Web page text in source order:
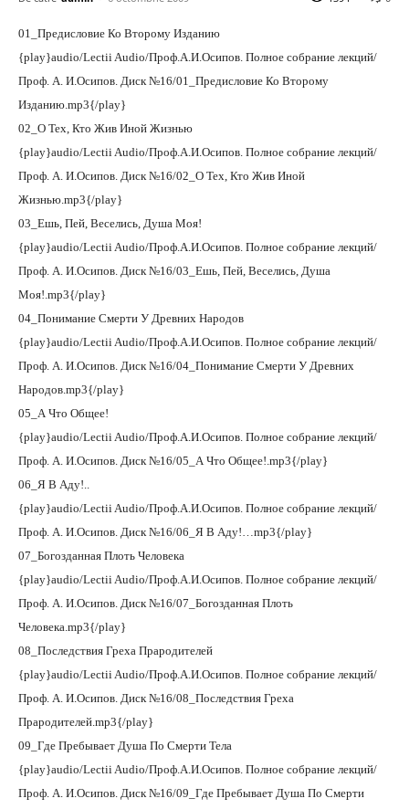
01_Предисловие Ко Второму Изданию
{play}audio/Lectii Audio/Проф.А.И.Осипов. Полное собрание лекций/
Проф. А. И.Осипов. Диск №16/01_Предисловие Ко Второму
Изданию.mp3{/play}
02_О Тех, Кто Жив Иной Жизнью
{play}audio/Lectii Audio/Проф.А.И.Осипов. Полное собрание лекций/
Проф. А. И.Осипов. Диск №16/02_О Тех, Кто Жив Иной
Жизнью.mp3{/play}
03_Ешь, Пей, Веселись, Душа Моя!
{play}audio/Lectii Audio/Проф.А.И.Осипов. Полное собрание лекций/
Проф. А. И.Осипов. Диск №16/03_Ешь, Пей, Веселись, Душа
Моя!.mp3{/play}
04_Понимание Смерти У Древних Народов
{play}audio/Lectii Audio/Проф.А.И.Осипов. Полное собрание лекций/
Проф. А. И.Осипов. Диск №16/04_Понимание Смерти У Древних
Народов.mp3{/play}
05_А Что Общее!
{play}audio/Lectii Audio/Проф.А.И.Осипов. Полное собрание лекций/
Проф. А. И.Осипов. Диск №16/05_А Что Общее!.mp3{/play}
06_Я В Аду!..
{play}audio/Lectii Audio/Проф.А.И.Осипов. Полное собрание лекций/
Проф. А. И.Осипов. Диск №16/06_Я В Аду!…mp3{/play}
07_Богозданная Плоть Человека
{play}audio/Lectii Audio/Проф.А.И.Осипов. Полное собрание лекций/
Проф. А. И.Осипов. Диск №16/07_Богозданная Плоть
Человека.mp3{/play}
08_Последствия Греха Прародителей
{play}audio/Lectii Audio/Проф.А.И.Осипов. Полное собрание лекций/
Проф. А. И.Осипов. Диск №16/08_Последствия Греха
Прародителей.mp3{/play}
09_Где Пребывает Душа По Смерти Тела
{play}audio/Lectii Audio/Проф.А.И.Осипов. Полное собрание лекций/
Проф. А. И.Осипов. Диск №16/09_Где Пребывает Душа По Смерти